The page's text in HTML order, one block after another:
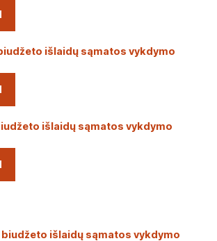
išlaidų sąmatos vykdymo
išlaidų sąmatos vykdymo
biudžeto išlaidų sąmatos vykdymo